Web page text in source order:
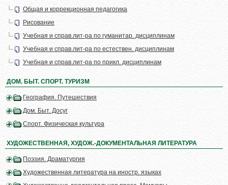
Общая и коррекционная педагогика
Рисование
Учебная и справ.лит-ра по гуманитар. дисциплинам
Учебная и справ.лит-ра по естествен. дисциплинам
Учебная и справ.лит-ра по прикл. дисциплинам
ДОМ. БЫТ. СПОРТ. ТУРИЗМ
География. Путешествия
Дом. Быт. Досуг
Спорт. Физическая культура
ХУДОЖЕСТВЕННАЯ, ХУДОЖ.-ДОКУМЕНТАЛЬНАЯ ЛИТЕРАТУРА
Поэзия. Драматургия
Художественная литература на иностр. языках